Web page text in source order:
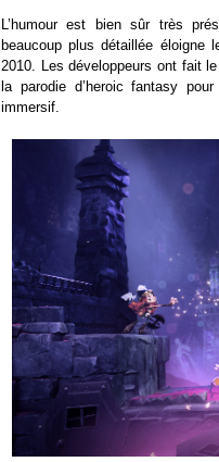
L’humour est bien sûr très
beaucoup plus détaillée éloigne
2010. Les développeurs ont fait
la parodie d’heroic fantasy
immersif.